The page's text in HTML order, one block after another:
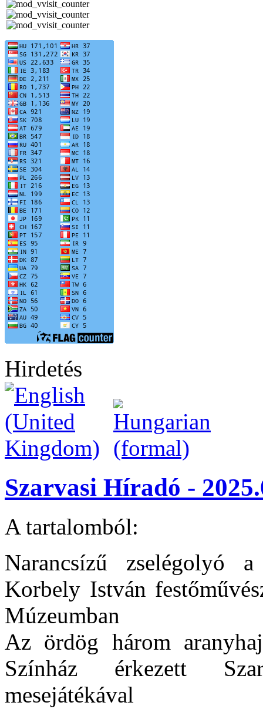
Hirdetés
Szarvasi Híradó -
A tartalomból:
Narancsízű zselégolyó
Korbely István
Múzeumban
Az ördög három
Színház érkezett
mesejátékával